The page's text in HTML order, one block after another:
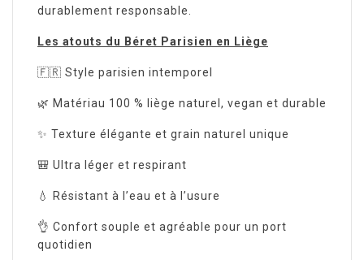
durablement responsable.
Les atouts du Béret Parisien en Liège
🇫🇷 Style parisien intemporel
🌿 Matériau 100 % liège naturel, vegan et durable
✨ Texture élégante et grain naturel unique
🎒 Ultra léger et respirant
💧 Résistant à l’eau et à l’usure
👌 Confort souple et agréable pour un port
quotidien